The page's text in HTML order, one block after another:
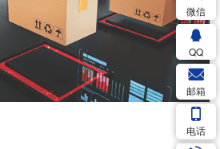
微信
QQ
邮箱
电话